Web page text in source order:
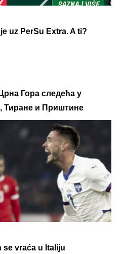
uz PerSu Extra. A ti?
Гора следећа у
Тиране и Приштине
se vraća u Italiju